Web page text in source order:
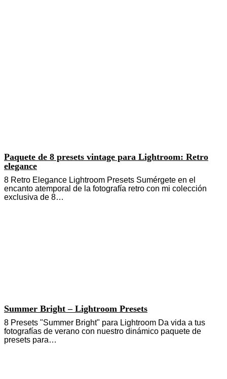
Paquete de 8 presets vintage para Lightroom: Retro
elegance
8 Retro Elegance Lightroom Presets Sumérgete en el
encanto atemporal de la fotografía retro con mi colección
exclusiva de 8…
Summer Bright – Lightroom Presets
8 Presets "Summer Bright" para Lightroom Da vida a tus
fotografías de verano con nuestro dinámico paquete de
presets para…